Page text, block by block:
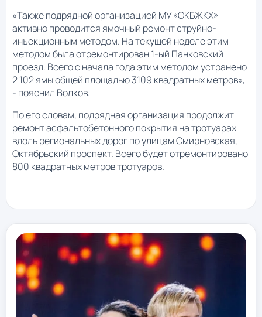
«Также подрядной организацией МУ «ОКБЖКХ»
активно проводится ямочный ремонт струйно-
инъекционным методом. На текущей неделе этим
методом была отремонтирован 1-ый Панковский
проезд. Всего с начала года этим методом устранено
2 102 ямы общей площадью 3109 квадратных метров»,
- пояснил Волков.
По его словам, подрядная организация продолжит
ремонт асфальтобетонного покрытия на тротуарах
вдоль региональных дорог по улицам Смирновская,
Октябрьский проспект. Всего будет отремонтировано
800 квадратных метров тротуаров.